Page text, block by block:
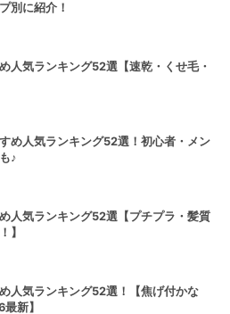
別に紹介！
人気ランキング52選【速乾・くせ毛・
め人気ランキング52選！初心者・メン
♪
人気ランキング52選【プチプラ・髪質
】
人気ランキング52選！【焦げ付かな
新】